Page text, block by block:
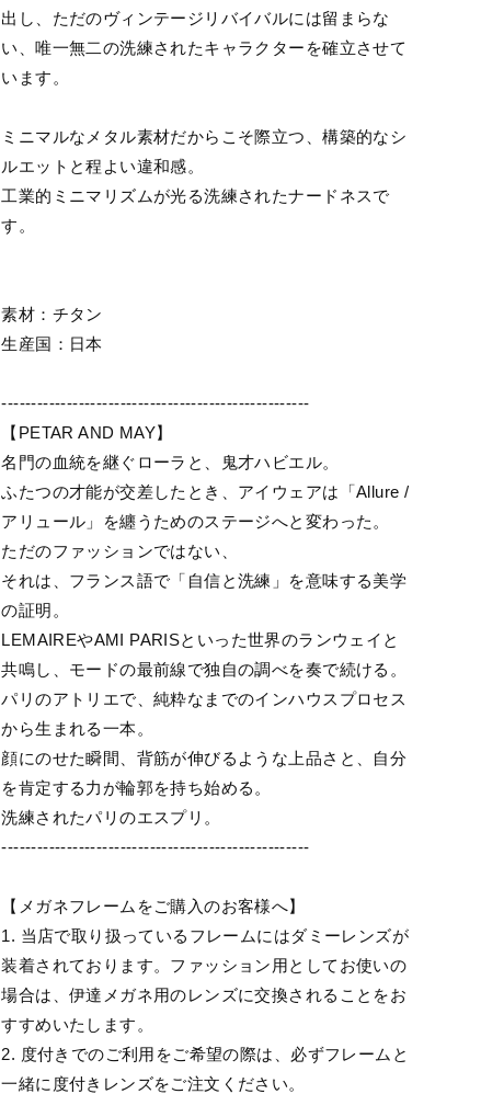
出し、ただのヴィンテージリバイバルには留まらな
い、唯一無二の洗練されたキャラクターを確立させて
います。
ミニマルなメタル素材だからこそ際立つ、構築的なシ
ルエットと程よい違和感。
工業的ミニマリズムが光る洗練されたナードネスで
す。
素材：チタン
生産国：日本
----------------------------------------------------
【PETAR AND MAY】
名門の血統を継ぐローラと、鬼才ハビエル。
ふたつの才能が交差したとき、アイウェアは「Allure /
アリュール」を纏うためのステージへと変わった。
ただのファッションではない、
それは、フランス語で「自信と洗練」を意味する美学
の証明。
LEMAIREやAMI PARISといった世界のランウェイと
共鳴し、モードの最前線で独自の調べを奏で続ける。
パリのアトリエで、純粋なまでのインハウスプロセス
から生まれる一本。
顔にのせた瞬間、背筋が伸びるような上品さと、自分
を肯定する力が輪郭を持ち始める。
洗練されたパリのエスプリ。
----------------------------------------------------
【メガネフレームをご購入のお客様へ】
1. 当店で取り扱っているフレームにはダミーレンズが
装着されております。ファッション用としてお使いの
場合は、伊達メガネ用のレンズに交換されることをお
すすめいたします。
2. 度付きでのご利用をご希望の際は、必ずフレームと
一緒に度付きレンズをご注文ください。